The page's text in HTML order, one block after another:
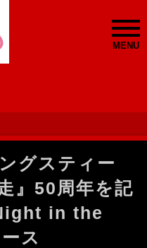
MENU
グスティー
』50周年を記
in the
ス